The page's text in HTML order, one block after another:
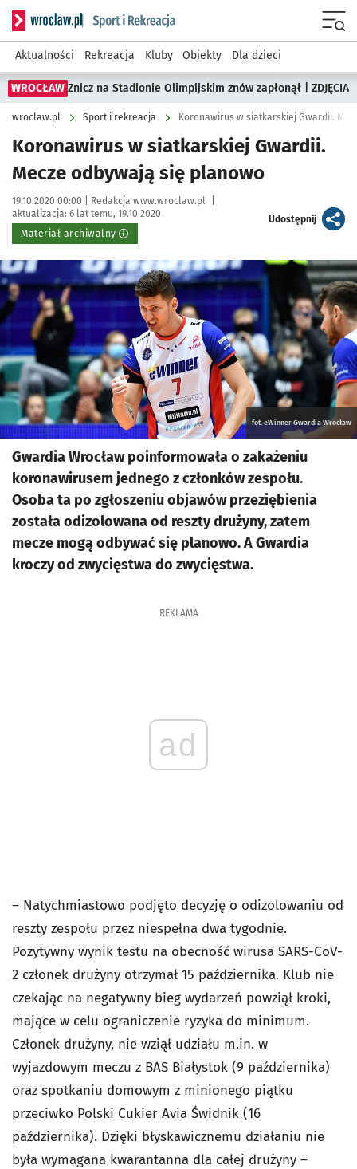
Serwis informacyjny wroclaw.pl podserwis: Sport i rekreacja
Aktualności Rekreacja Kluby Obiekty Dla dzieci
WROCŁAW Znicz na Stadionie Olimpijskim znów zapłonął | ZDJĘCIA
wroclaw.pl Sport i rekreacja Koronawirus w siatkarskiej Gwardii.
Koronawirus w siatkarskiej Gwardii.
Mecze odbywają się planowo
Data publikacji:
19.10.2020 00:00 | Autor:
Redakcja www.wroclaw.pl
aktualizacja: 6 lat temu, 19.10.2020
Materiał archiwalny
Udostępnijartykuł
Kliknij, aby powiększyć
fot. eWinner Gwardia Wrocław
Gwardia Wrocław poinformowała o zakażeniu
koronawirusem jednego z członków zespołu.
Osoba ta po zgłoszeniu objawów przeziębienia
została odizolowana od reszty drużyny, zatem
mecze mogą odbywać się planowo. A Gwardia
kroczy od zwycięstwa do zwycięstwa.
REKLAMA
ad
– Natychmiastowo podjęto decyzję o odizolowaniu od
reszty zespołu przez niespełna dwa tygodnie.
Pozytywny wynik testu na obecność wirusa SARS-CoV-
2 członek drużyny otrzymał 15 października. Klub nie
czekając na negatywny bieg wydarzeń powziął kroki,
mające w celu ograniczenie ryzyka do minimum.
Członek drużyny, nie wziął udziału m.in. w
wyjazdowym meczu z BAS Białystok (9 października)
oraz spotkaniu domowym z minionego piątku
przeciwko Polski Cukier Avia Świdnik (16
października). Dzięki błyskawicznemu działaniu nie
była wymagana kwarantanna dla całej drużyny –